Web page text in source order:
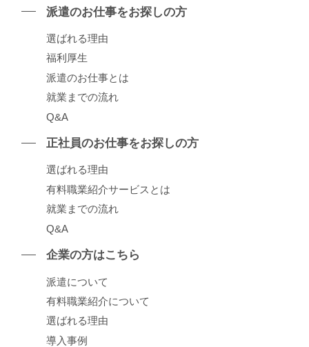
派遣のお仕事をお探しの⽅
選ばれる理由
福利厚生
派遣のお仕事とは
就業までの流れ
Q&A
正社員のお仕事をお探しの⽅
選ばれる理由
有料職業紹介サービスとは
就業までの流れ
Q&A
企業の⽅はこちら
派遣について
有料職業紹介について
選ばれる理由
導⼊事例